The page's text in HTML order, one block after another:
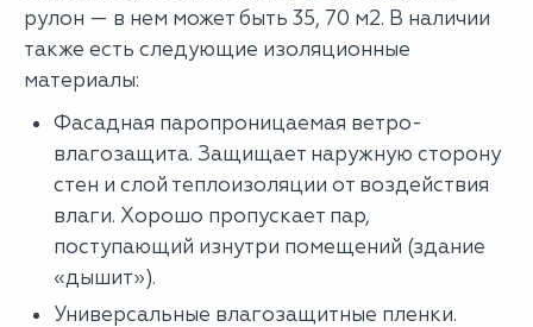
рулон — в нем может быть 35, 70 м2. В наличии
также есть следующие изоляционные
материалы:
Фасадная паропроницаемая ветро-
влагозащита. Защищает наружную сторону
стен и слой теплоизоляции от воздействия
влаги. Хорошо пропускает пар,
поступающий изнутри помещений (здание
«дышит»).
Универсальные влагозащитные пленки.